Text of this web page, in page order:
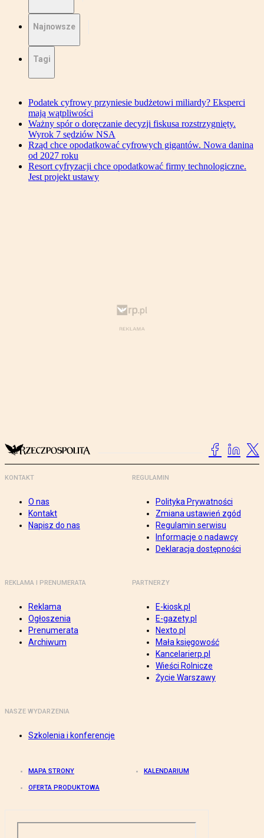
Najnowsze
Tagi
Podatek cyfrowy przyniesie budżetowi miliardy? Eksperci
mają wątpliwości
Ważny spór o doręczanie decyzji fiskusa rozstrzygnięty.
Wyrok 7 sędziów NSA
Rząd chce opodatkować cyfrowych gigantów. Nowa danina
od 2027 roku
Resort cyfryzacji chce opodatkować firmy technologiczne.
Jest projekt ustawy
KONTAKT
O nas
Kontakt
Napisz do nas
REGULAMIN
Polityka Prywatności
Zmiana ustawień zgód
Regulamin serwisu
Informacje o nadawcy
Deklaracja dostępności
REKLAMA I PRENUMERATA
Reklama
Ogłoszenia
Prenumerata
Archiwum
PARTNERZY
E-kiosk.pl
E-gazety.pl
Nexto.pl
Mała księgowość
Kancelarierp.pl
Wieści Rolnicze
Życie Warszawy
NASZE WYDARZENIA
Szkolenia i konferencje
MAPA STRONY KALENDARIUM
OFERTA PRODUKTOWA